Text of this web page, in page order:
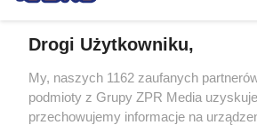
Drogi Użytkowniku,
My, naszych 1162 zaufanych
podmioty z Grupy ZPR Media
przechowujemy informacje na